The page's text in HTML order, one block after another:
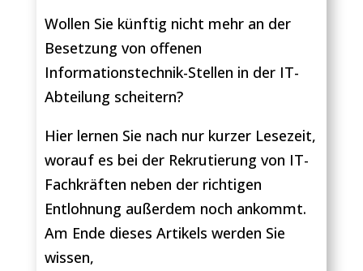
Wollen Sie künftig nicht mehr an der
Besetzung von offenen
Informationstechnik-Stellen in der IT-
Abteilung scheitern?
Hier lernen Sie nach nur kurzer Lesezeit,
worauf es bei der Rekrutierung von IT-
Fachkräften neben der richtigen
Entlohnung außerdem noch ankommt.
Am Ende dieses Artikels werden Sie
wissen,